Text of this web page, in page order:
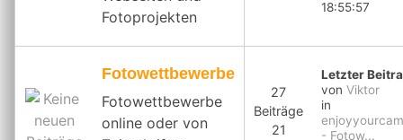
Fotoprojekten
18:55:57
Fotowettbewerbe
Fotowettbewerbe
online oder von
27
Beiträge
21
Letzter
von Viktor
in
- Fotow...